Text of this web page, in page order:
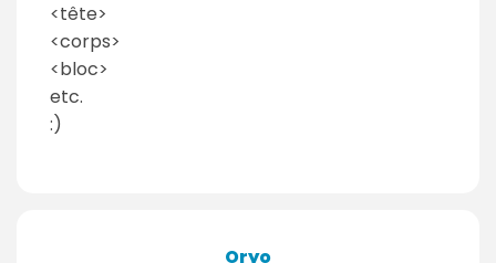
<tête>
<corps>
<bloc>
etc.
:)
Oryo